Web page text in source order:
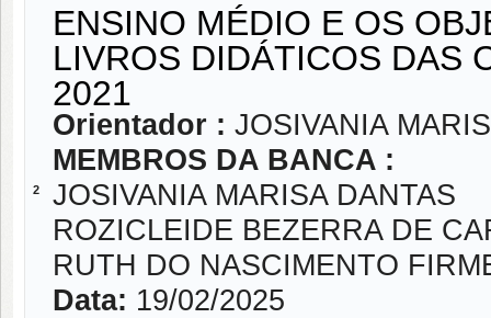
2
ENSINO MÉDIO E OS
LIVROS DIDÁTICOS DAS
2021
Orientador : JOSIVANIA
MEMBROS DA BANCA :
JOSIVANIA MARISA DANTAS
ROZICLEIDE BEZERRA DE
RUTH DO NASCIMENTO
Data: 19/02/2025